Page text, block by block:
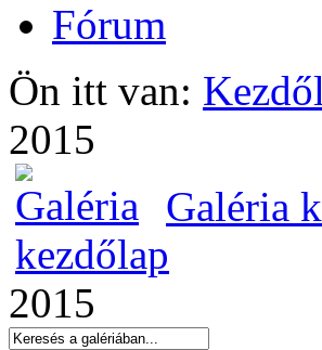
Fórum
Ön itt van:
2015
Galéria
2015